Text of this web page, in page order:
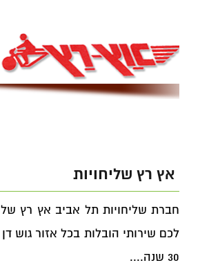
אץ רץ שליחויות
חברת שליחויות תל אביב אץ רץ
לכם שירותי הובלות בכל אזור גוש
30 שנה....